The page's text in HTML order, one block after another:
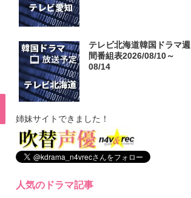
テレビ北海道韓国ドラマ週
間番組表2026/08/10～
08/14
姉妹サイトできました！
人気のドラマ記事